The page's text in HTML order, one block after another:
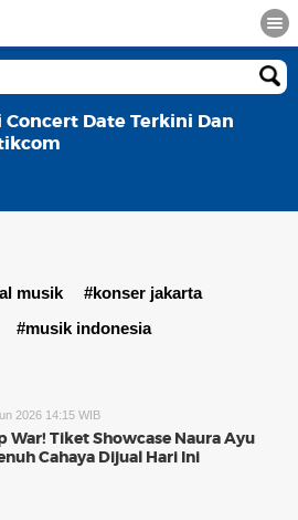
Date Terkini Dan
musik
#konser jakarta
#musik indonesia
2026 14:15 WIB
War! Tiket Showcase Naura Ayu
Cahaya Dijual Hari Ini